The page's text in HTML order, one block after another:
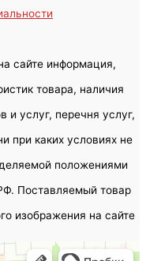
сайте информация,
товара, наличия
и услуг, перечня услуг,
при каких условиях не
положениями
Поставляемый товар
изображения на сайте